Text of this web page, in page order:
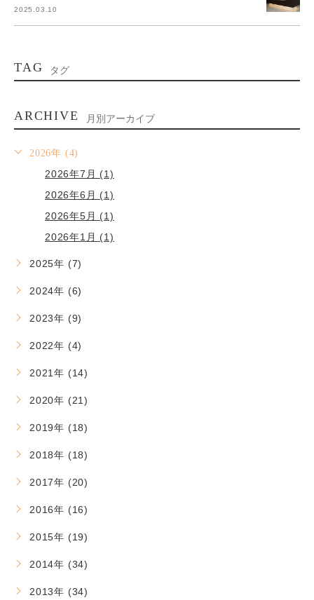
2025.03.10
TAG タグ
ARCHIVE 月別アーカイブ
2026年 (4)
2026年7月 (1)
2026年6月 (1)
2026年5月 (1)
2026年1月 (1)
2025年 (7)
2024年 (6)
2023年 (9)
2022年 (4)
2021年 (14)
2020年 (21)
2019年 (18)
2018年 (18)
2017年 (20)
2016年 (16)
2015年 (19)
2014年 (34)
2013年 (34)